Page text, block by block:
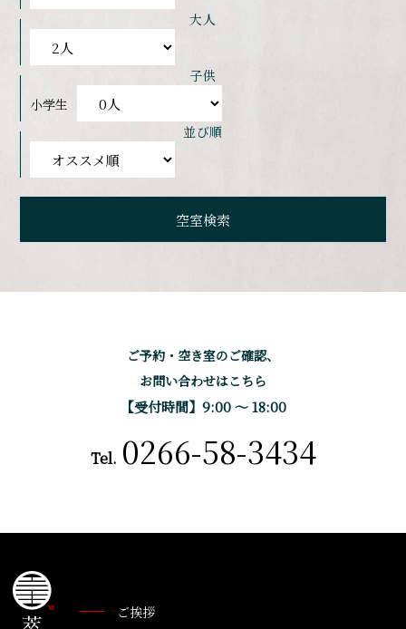
大人
子供
小学生
並び順
ご予約・空き室のご確認、
お問い合わせはこちら
【受付時間】9:00 〜 18:00
Tel. 0266-58-3434
ご挨拶